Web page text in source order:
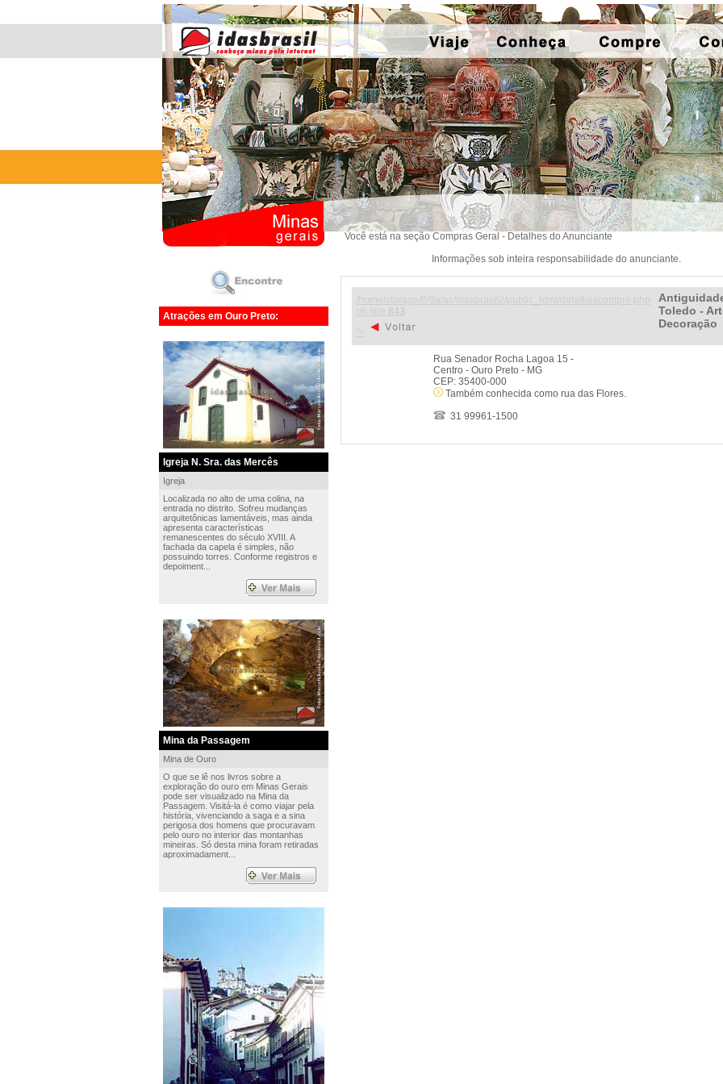
Atrações em Ouro Preto:
Igreja N. Sra. das Mercês
Igreja
Localizada no alto de uma colina, na
entrada no distrito. Sofreu mudanças
arquitetônicas lamentáveis, mas ainda
apresenta características
remanescentes do século XVIII. A
fachada da capela é simples, não
possuindo torres. Conforme registros e
depoiment...
Mina da Passagem
Mina de Ouro
O que se lê nos livros sobre a
exploração do ouro em Minas Gerais
pode ser visualizado na Mina da
Passagem. Visitá-la é como viajar pela
história, vivenciando a saga e a sina
perigosa dos homens que procuravam
pelo ouro no interior das montanhas
mineiras. Só desta mina foram retiradas
aproximadament...
Você está na seção Compras Geral - Detalhes do Anunciante
Informações sob inteira responsabilidade do anunciante.
Toledo -
Decoração
Rua Senador Rocha Lagoa 15 -
Centro - Ouro Preto - MG
CEP: 35400-000
Também conhecida como rua das Flores.
31 99961-1500